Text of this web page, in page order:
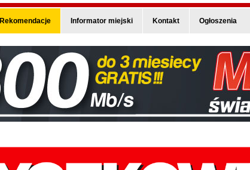
Rekomendacje Informator miejski Kontakt Ogłoszenia